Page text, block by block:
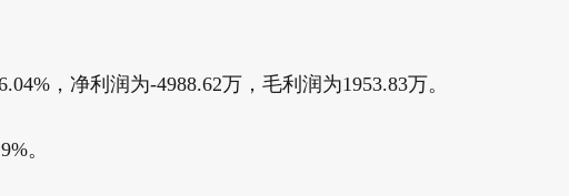
，净利润为-4988.62万，毛利润为1953.83万。
。